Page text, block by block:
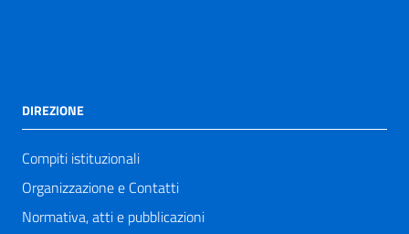
DIREZIONE
Compiti istituzionali
Organizzazione e Contatti
Normativa, atti e pubblicazioni